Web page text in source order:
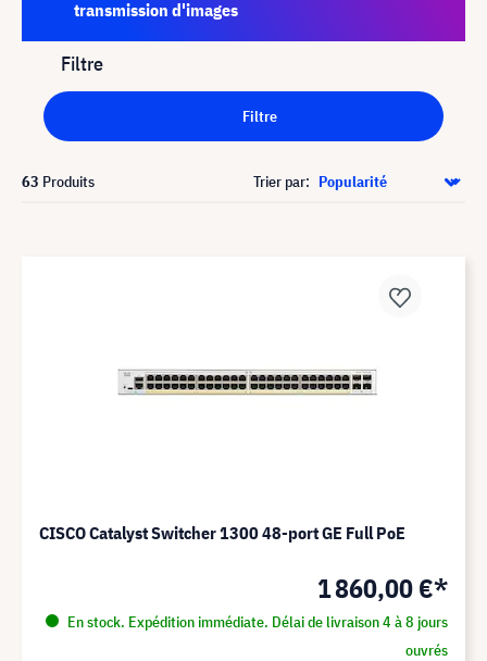
transmission d'images
Filtre
Filtre
63 Produits Trier par:
CISCO Catalyst Switcher 1300 48-port GE Full PoE
1 860,00 €*
En stock. Expédition immédiate. Délai de livraison 4 à 8 jours
ouvrés